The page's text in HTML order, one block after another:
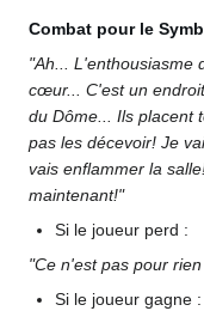
Combat pour le
"Ah... L'enthousiasme
cœur... C'est un
du Dôme... Ils placent
pas les décevoir! Je
vais enflammer la
maintenant!"
Si le joueur perd :
"Ce n'est pas pour
Si le joueur gagne :